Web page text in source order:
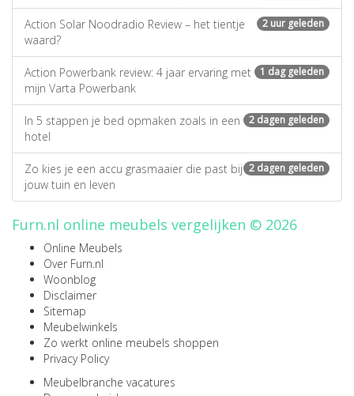
2 uur geleden
Action Solar Noodradio Review – het tientje
waard?
1 dag geleden
Action Powerbank review: 4 jaar ervaring met
mijn Varta Powerbank
2 dagen geleden
In 5 stappen je bed opmaken zoals in een
hotel
2 dagen geleden
Zo kies je een accu grasmaaier die past bij
jouw tuin en leven
Furn.nl online meubels vergelijken © 2026
Online Meubels
Over Furn.nl
Woonblog
Disclaimer
Sitemap
Meubelwinkels
Zo werkt online meubels shoppen
Privacy Policy
Meubelbranche vacatures